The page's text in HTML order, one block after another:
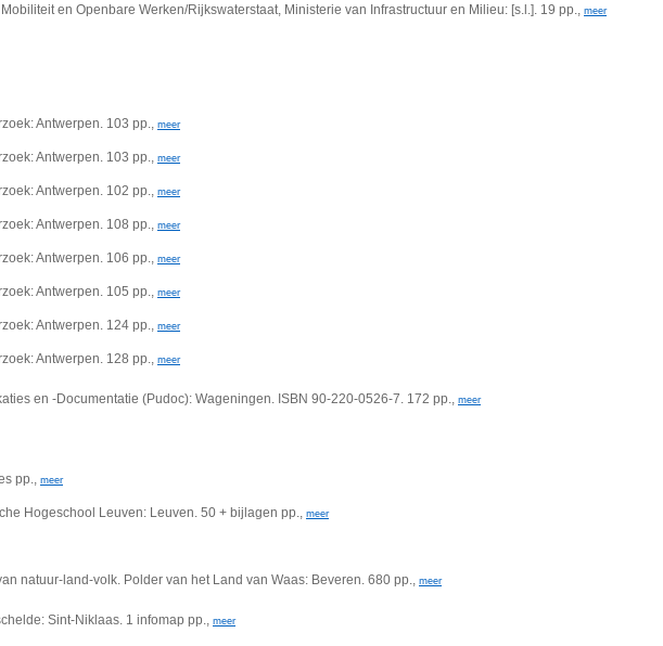
en Openbare Werken/Rijkswaterstaat, Ministerie van Infrastructuur en Milieu: [s.l.]. 19 pp., meer
Antwerpen. 103 pp., meer
Antwerpen. 103 pp., meer
Antwerpen. 102 pp., meer
Antwerpen. 108 pp., meer
Antwerpen. 106 pp., meer
Antwerpen. 105 pp., meer
Antwerpen. 124 pp., meer
Antwerpen. 128 pp., meer
en -Documentatie (Pudoc): Wageningen. ISBN 90-220-0526-7. 172 pp., meer
pp., meer
Hogeschool Leuven: Leuven. 50 + bijlagen pp., meer
natuur-land-volk. Polder van het Land van Waas: Beveren. 680 pp., meer
Sint-Niklaas. 1 infomap pp., meer